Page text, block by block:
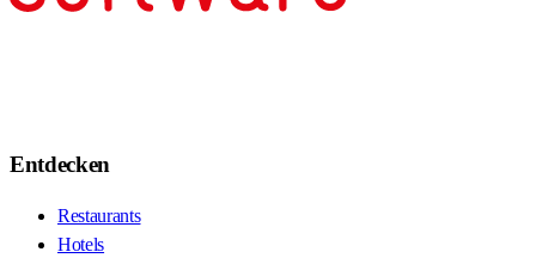
Entdecken
Restaurants
Hotels